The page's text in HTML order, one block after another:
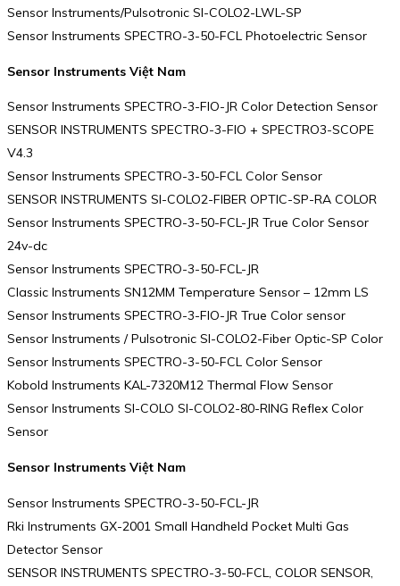
Sensor Instruments/Pulsotronic SI-COLO2-LWL-SP
Sensor Instruments SPECTRO-3-50-FCL Photoelectric Sensor
Sensor Instruments Việt Nam
Sensor Instruments SPECTRO-3-FIO-JR Color Detection Sensor
SENSOR INSTRUMENTS SPECTRO-3-FIO + SPECTRO3-SCOPE
V4.3
Sensor Instruments SPECTRO-3-50-FCL Color Sensor
SENSOR INSTRUMENTS SI-COLO2-FIBER OPTIC-SP-RA COLOR
Sensor Instruments SPECTRO-3-50-FCL-JR True Color Sensor
24v-dc
Sensor Instruments SPECTRO-3-50-FCL-JR
Classic Instruments SN12MM Temperature Sensor – 12mm LS
Sensor Instruments SPECTRO-3-FIO-JR True Color sensor
Sensor Instruments / Pulsotronic SI-COLO2-Fiber Optic-SP Color
Sensor Instruments SPECTRO-3-50-FCL Color Sensor
Kobold Instruments KAL-7320M12 Thermal Flow Sensor
Sensor Instruments SI-COLO SI-COLO2-80-RING Reflex Color
Sensor
Sensor Instruments Việt Nam
Sensor Instruments SPECTRO-3-50-FCL-JR
Rki Instruments GX-2001 Small Handheld Pocket Multi Gas
Detector Sensor
SENSOR INSTRUMENTS SPECTRO-3-50-FCL, COLOR SENSOR,